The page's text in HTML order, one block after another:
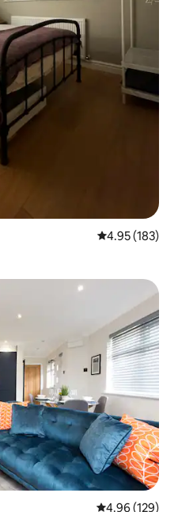
Calificación
4.95 (183)
Calificación
4.96 (129)